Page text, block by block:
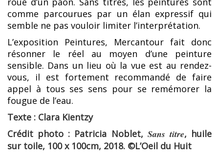
comme parcourues par un élan expressif qui
semble ne pas vouloir limiter l’interprétation.
L’exposition Peintures, Mercantour fait donc
résonner le réel au moyen d’une peinture
sensible. Dans un lieu où la vue est au rendez-
vous, il est fortement recommandé de faire
appel à tous ses sens pour se remémorer la
fougue de l’eau.
Texte : Clara Kientzy
Crédit photo : Patricia Noblet, Sans titre, huile
sur toile, 100 x 100cm, 2018. ©L’Oeil du Huit